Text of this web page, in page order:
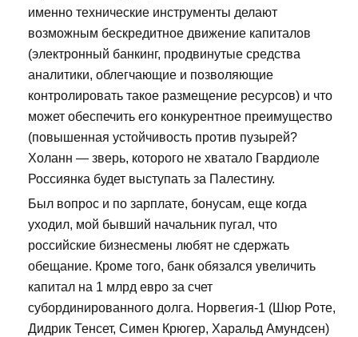
именно технические инструменты делают
возможным бескредитное движение капиталов
(электронный банкинг, продвинутые средства
аналитики, облегчающие и позволяющие
контролировать такое размещение ресурсов) и что
может обеспечить его конкурентное преимущество
(повышенная устойчивость против пузырей?
Холанн — зверь, которого не хватало Гвардиоле
Россиянка будет выступать за Палестину.
Был вопрос и по зарплате, бонусам, еще когда
уходил, мой бывший начальник пугал, что
российские бизнесмены любят не сдержать
обещание. Кроме того, банк обязался увеличить
капитал на 1 млрд евро за счет
субординированного долга. Норвегия-1 (Шюр Роте,
Дидрик Тенсет, Симен Крюгер, Харальд Амундсен)